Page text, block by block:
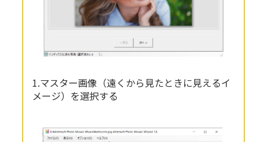
1.マスター画像（遠くから見たときに見えるイ
メージ）を選択する